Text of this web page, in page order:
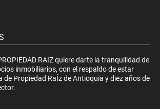
RAIZ quiere darte la tranquilidad de
inmobiliarios, con el respaldo de estar
de Propiedad RaÍz de Antioquia y diez años de